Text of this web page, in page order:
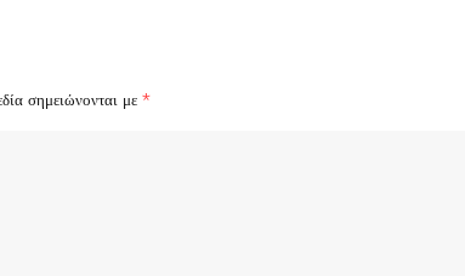
σημειώνονται με *